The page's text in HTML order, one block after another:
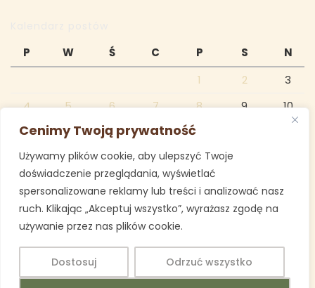
Cenimy Twoją prywatność
Używamy plików cookie, aby ulepszyć Twoje
doświadczenie przeglądania, wyświetlać
spersonalizowane reklamy lub treści i analizować nasz
ruch. Klikając „Akceptuj wszystko”, wyrażasz zgodę na
używanie przez nas plików cookie.
Dostosuj Odrzuć wszystko
maj 2020
P W Ś C P S
N
1
2
3
4
5 6 7 8 9
10
11
12 13 14 15
18
19 20 21 22
26 27 28 29